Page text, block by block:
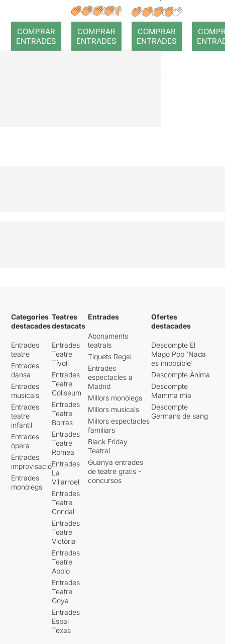
COMPRAR
ENTRADES
màgica
COMPRAR
ENTRADES
Nada es
imposibl
e
COMPRAR
ENTRADES
Categories
destacades
Entrades
teatre
Entrades
dansa
Entrades
musicals
Entrades
teatre
infantil
Entrades
òpera
Entrades
improvisació
Entrades
monòlegs
Teatres
destacats
Entrades
Teatre
Tívoli
Entrades
Teatre
Coliseum
Entrades
Teatre
Borràs
Entrades
Teatre
Romea
Entrades
La
Villarroel
Entrades
Teatre
Condal
Entrades
Teatre
Victòria
Entrades
Teatre
Apolo
Entrades
Teatre
Goya
Entrades
Espai
Texas
Entrades
Abonaments
teatrals
Tiquets Regal
Entrades
espectacles a
Madrid
Millors monòlegs
Millors musicals
Millors espectacles
familiars
Black Friday
Teatral
Guanya entrades
de teatre gratis -
concursos
Ofertes
destacades
Descompte El
Mago Pop 'Nada
es imposible'
Descompte Ànima
Descompte
Mamma mia
Descompte
Germans de sang